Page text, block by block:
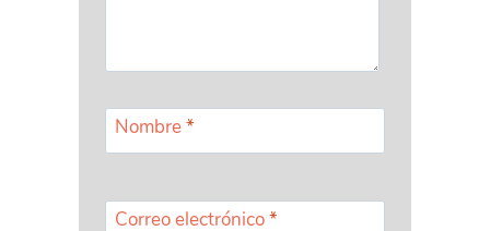
Nombre*
Correo electrónico*